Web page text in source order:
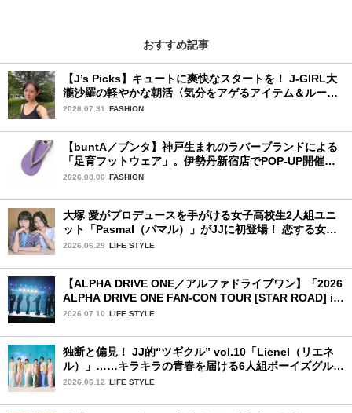
おすすめ記事
【J’s Picks】キュートに爽快なスタートを！ J-GIRL大
瀧沙羅の軽やかな朝活〈気分をアゲるアイテム＆ルーテ
ィーン〉
2026.07.31 FASHION
【buntA／ブンタ】神戸生まれのラバーブランドによる
「足育フットウェア」。伊勢丹新宿店でPOP-UP開催
中！
2026.08.06 FASHION
大塚 愛がプロデュースを手がける女子高校生2人組ユニ
ット「Pasmal（パマル）」がJJに初登場！ 恋する女の
コのキュンキュンする感情を歌った最新曲「BULL」を
2026.06.29 LIFE STYLE
【ALPHA DRIVE ONE／アルファドライブワン】「2026
ALPHA DRIVE ONE FAN-CON TOUR [STAR ROAD] in
YOKOHAMA」1日目詳細レポ【前編】
2026.07.10 LIFE STYLE
独断と偏見！ JJ的“ツギクル” vol.10「Lienel（リエネ
ル）」……キラキラの青春を届ける6人組ボーイズグルー
プ
2026.06.12 LIFE STYLE